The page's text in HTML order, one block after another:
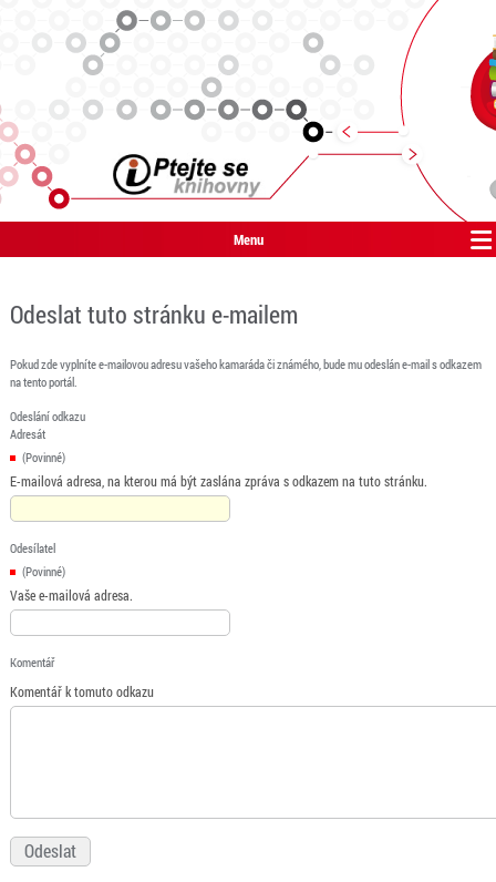
Menu
Odeslat tuto stránku e-mailem
Pokud zde vyplníte e-mailovou adresu vašeho kamaráda či známého, bude mu odeslán e-mail s odkazem
na tento portál.
Odeslání odkazu
Adresát
(Povinné)
E-mailová adresa, na kterou má být zaslána zpráva s odkazem na tuto stránku.
Odesílatel
(Povinné)
Vaše e-mailová adresa.
Komentář
Komentář k tomuto odkazu